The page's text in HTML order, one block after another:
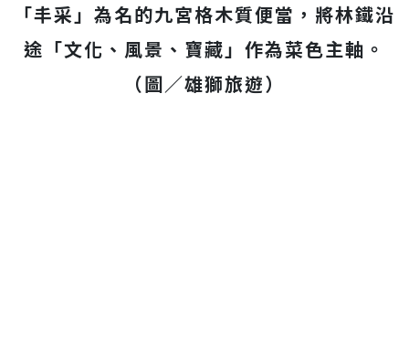
「丰采」為名的九宮格木質便當，將林鐵沿
途「文化、風景、寶藏」作為菜色主軸。
（圖／雄獅旅遊）